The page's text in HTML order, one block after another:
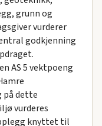
grunn og
vurderer
godkjenning
AS 5 vektpoeng
på dette
vurderes
knyttet til